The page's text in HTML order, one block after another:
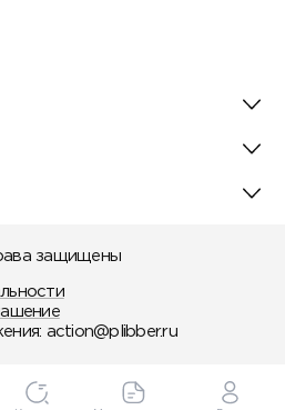
защищены
action@plibber.ru